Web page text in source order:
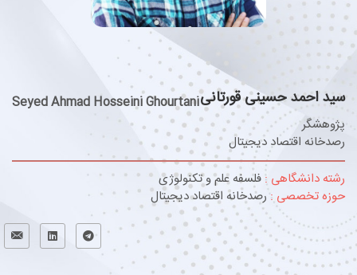
Seyed Ahmad Hosseini Ghourtaniسید احمد حسینی قورتانی
پژوهشگر
رصدخانه اقتصاد دیجیتال
رشته دانشگاهی : فلسفه علم و تکنولوژی
حوزه تخصصی :رصدخانه اقتصاد دیجیتال